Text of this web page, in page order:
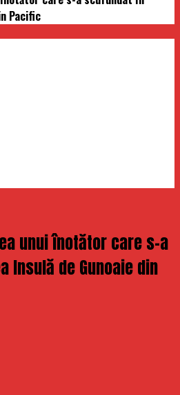
Pacific
unui înotător care s-a
Insulă de Gunoaie din